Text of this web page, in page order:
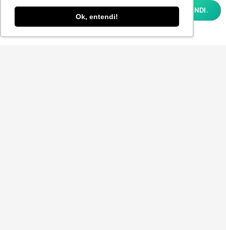
Ok, entendi!
Aceito receber a Newsletter.
analisar como você interage em nosso site
e personalizar conteúdo. Ao utilizar este
site, você concorda com o uso de cookies e
nossaPOLÍTICA DE PRIVACIDADE E COOKIES
OK, ENTENDI.